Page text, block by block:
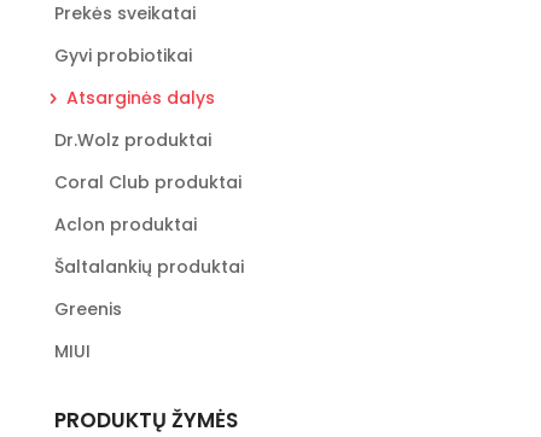
Prekės sveikatai
Gyvi probiotikai
Atsarginės dalys
Dr.Wolz produktai
Coral Club produktai
Aclon produktai
Šaltalankių produktai
Greenis
MIUI
PRODUKTŲ ŽYMĖS